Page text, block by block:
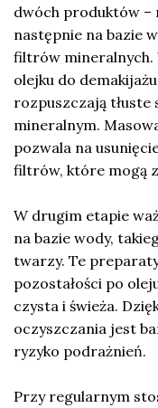
dwóch produktów –
następnie na bazie
filtrów mineralnych.
olejku do
rozpuszczają tłuste
mineralnym.
pozwala na
filtrów, które mogą
W drugim etapie
na bazie wody,
twarzy. Te
pozostałości po
czysta i świeża.
oczyszczania jest
ryzyko podrażnień.
Przy regularnym